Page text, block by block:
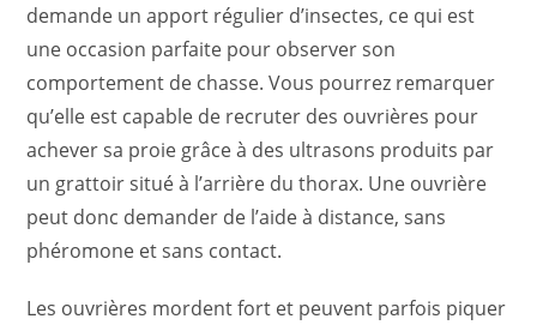
demande un apport régulier d’insectes, ce qui est
une occasion parfaite pour observer son
comportement de chasse. Vous pourrez remarquer
qu’elle est capable de recruter des ouvrières pour
achever sa proie grâce à des ultrasons produits par
un grattoir situé à l’arrière du thorax. Une ouvrière
peut donc demander de l’aide à distance, sans
phéromone et sans contact.
Les ouvrières mordent fort et peuvent parfois piquer